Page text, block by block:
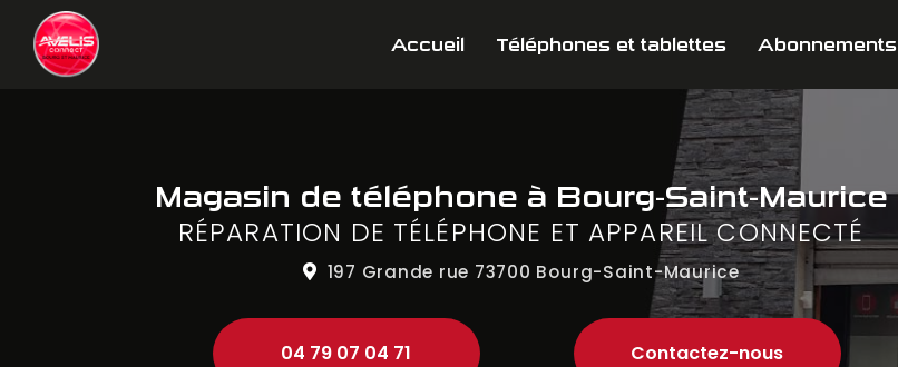
contenu
principal
Accueil
Téléphones et tablettes Abonnements
Magasin de téléphone à Bourg-Saint-Maurice
RÉPARATION DE TÉLÉPHONE ET APPAREIL CONNECTÉ
197 Grande rue 73700 Bourg-Saint-Maurice
04 79 07 04 71 Contactez-nous